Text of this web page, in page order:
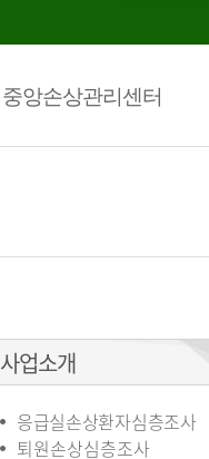
중앙손상관리센터
사업소개
응급실손상환자심층조사
퇴원손상심층조사